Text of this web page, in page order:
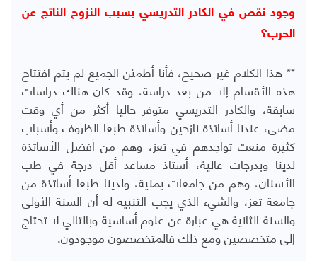
وجود نقص في الكادر التدريسي بسبب النزوح الناتج عن
الحرب؟
** هذا الكلام غير صحيح، فأنا أطمئن الجميع لم يتم افتتاح
هذه الأقسام إلا من بعد دراسة، وقد كان هناك دراسات
سابقة، والكادر التدريسي متوفر حاليا أكثر من أي وقت
مضى، عندنا أساتذة نازحين وأساتذة طبعا الظروف وأسباب
كثيرة منعت تواجدهم في تعز، وهم من أفضل الأساتذة
لدينا وبدرجات عالية، أستاذ مساعد أقل درجة في طب
الأسنان، وهم من جامعات يمنية، ولدينا طبعا أساتذة من
جامعة تعز، والشيء الذي يجب التنبيه له أن السنة الأولى
والسنة الثانية هي عبارة عن علوم أساسية وبالتالي لا تحتاج
إلى متخصصين ومع ذلك فالمتخصصون موجودون.